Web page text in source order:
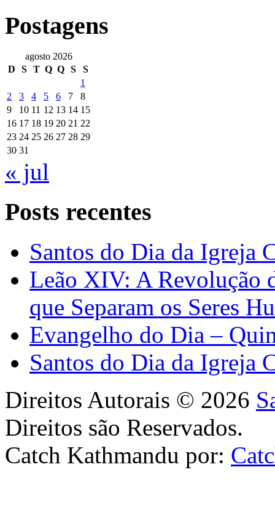
Postagens
agosto 2026
D
S T Q Q S
S
1
2
3 4 5 6 7
8
9
10 11 12 13 14 15
16 17 18 19 20 21 22
23 24 25 26 27 28 29
30 31
« jul
Posts recentes
Santos do Dia da Igreja
Leão XIV: A Revolução
que Separam os Seres
Evangelho do Dia –
Santos do Dia da Igreja
Direitos Autorais © 2026
Direitos são Reservados.
Catch Kathmandu por: